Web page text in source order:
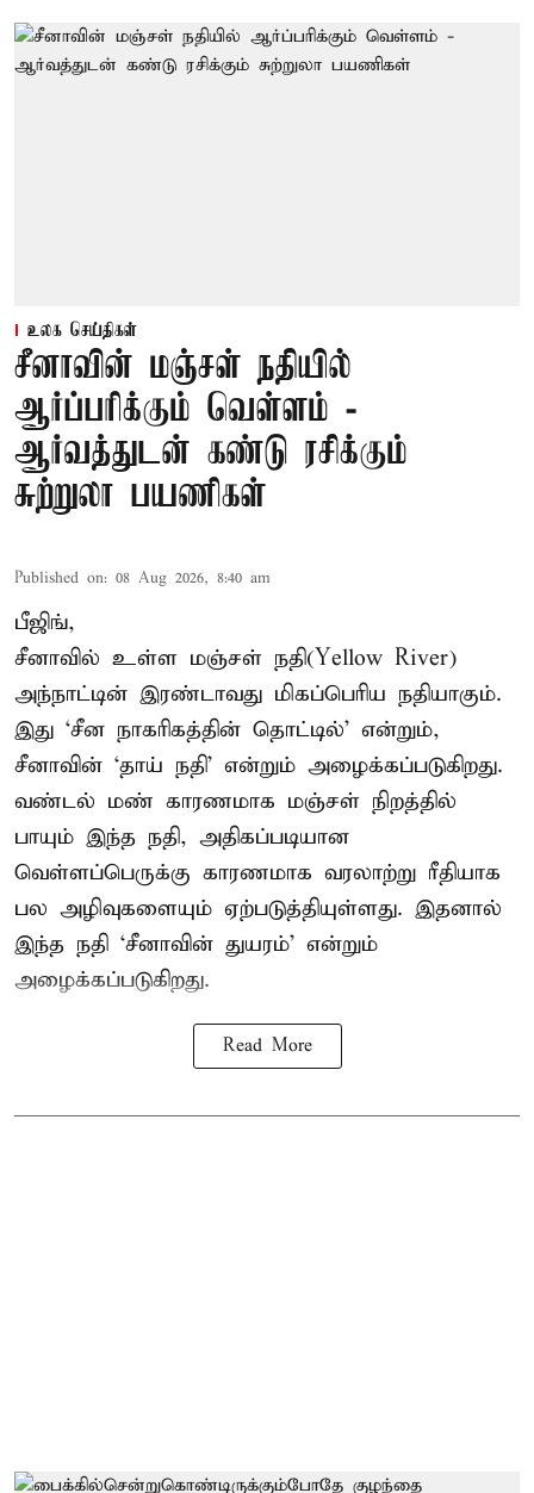
உலக செய்திகள்
சீனாவின் மஞ்சள் நதியில்
ஆர்ப்பரிக்கும் வெள்ளம் -
ஆர்வத்துடன் கண்டு ரசிக்கும்
சுற்றுலா பயணிகள்
Published on: 08 Aug 2026, 8:40 am
பீஜிங்,
சீனாவில் உள்ள மஞ்சள் நதி(Yellow River)
அந்நாட்டின் இரண்டாவது மிகப்பெரிய நதியாகும்.
இது ‘சீன நாகரிகத்தின் தொட்டில்’ என்றும்,
சீனாவின் ‘தாய் நதி’ என்றும் அழைக்கப்படுகிறது.
வண்டல் மண் காரணமாக மஞ்சள் நிறத்தில்
பாயும் இந்த நதி, அதிகப்படியான
வெள்ளப்பெருக்கு காரணமாக வரலாற்று ரீதியாக
பல அழிவுகளையும் ஏற்படுத்தியுள்ளது. இதனால்
இந்த நதி ‘சீனாவின் துயரம்’ என்றும்
அழைக்கப்படுகிறது.
Read More